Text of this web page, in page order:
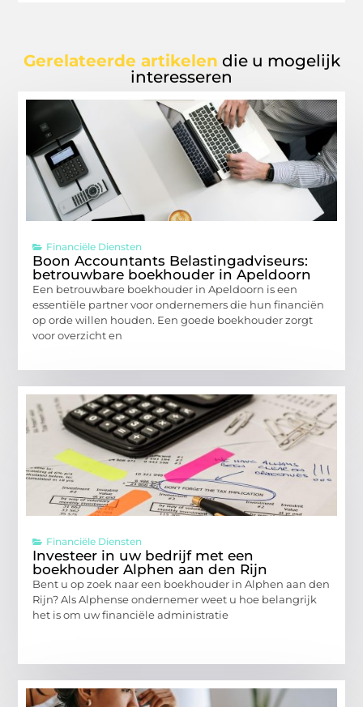
Gerelateerde artikelen die u mogelijk
interesseren
Financiële Diensten
Boon Accountants Belastingadviseurs:
betrouwbare boekhouder in Apeldoorn
Een betrouwbare boekhouder in Apeldoorn is een
essentiële partner voor ondernemers die hun financiën
op orde willen houden. Een goede boekhouder zorgt
voor overzicht en
Financiële Diensten
Investeer in uw bedrijf met een
boekhouder Alphen aan den Rijn
Bent u op zoek naar een boekhouder in Alphen aan den
Rijn? Als Alphense ondernemer weet u hoe belangrijk
het is om uw financiële administratie